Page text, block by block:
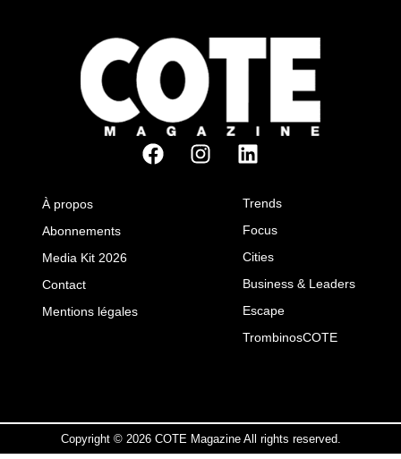
À propos
Abonnements
Media Kit 2026
Contact
Mentions légales
Trends
Focus
Cities
Business & Leaders
Escape
TrombinosCOTE
Copyright © 2026 COTE Magazine All rights reserved.